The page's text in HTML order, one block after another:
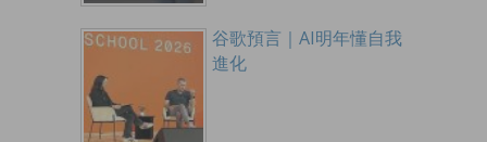
谷歌預言｜AI明年懂自我
進化